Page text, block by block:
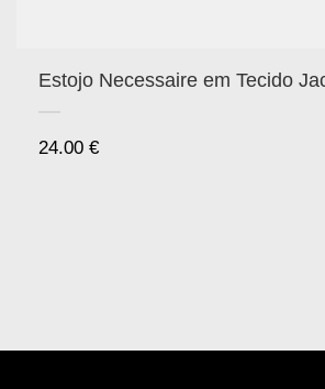
Estojo Necessaire em Tecido
24.00 €